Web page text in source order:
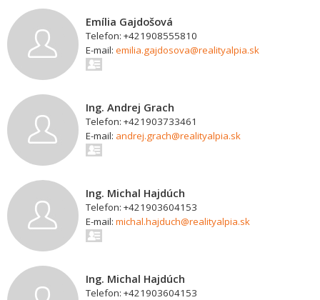
Emília Gajdošová
Telefon: +421908555810
E-mail: emilia.gajdosova@realityalpia.sk
Ing. Andrej Grach
Telefon: +421903733461
E-mail: andrej.grach@realityalpia.sk
Ing. Michal Hajdúch
Telefon: +421903604153
E-mail: michal.hajduch@realityalpia.sk
Ing. Michal Hajdúch
Telefon: +421903604153